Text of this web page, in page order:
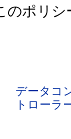
付
のポリシ
データコ
トローラ